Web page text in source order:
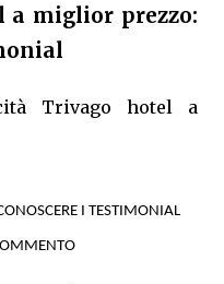
a miglior prezzo:
Trivago hotel a
I TESTIMONIAL